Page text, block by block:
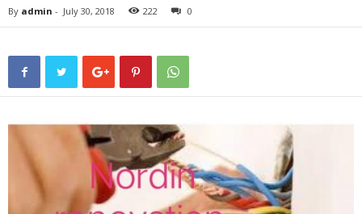
By admin - July 30, 2018 222 0